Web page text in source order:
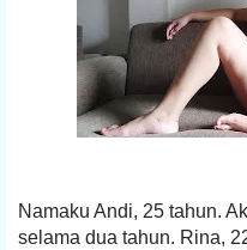
Namaku Andi, 25 tahun.
selama dua tahun. Rina,